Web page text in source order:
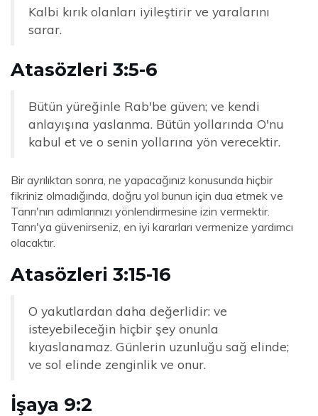
Kalbi kırık olanları iyileştirir ve yaralarını
sarar.
Atasözleri 3:5-6
Bütün yüreğinle Rab'be güven; ve kendi
anlayışına yaslanma. Bütün yollarında O'nu
kabul et ve o senin yollarına yön verecektir.
Bir ayrılıktan sonra, ne yapacağınız konusunda hiçbir
fikriniz olmadığında, doğru yol bunun için dua etmek ve
Tanrı'nın adımlarınızı yönlendirmesine izin vermektir.
Tanrı'ya güvenirseniz, en iyi kararları vermenize yardımcı
olacaktır.
Atasözleri 3:15-16
O yakutlardan daha değerlidir: ve
isteyebileceğin hiçbir şey onunla
kıyaslanamaz. Günlerin uzunluğu sağ elinde;
ve sol elinde zenginlik ve onur.
İşaya 9:2